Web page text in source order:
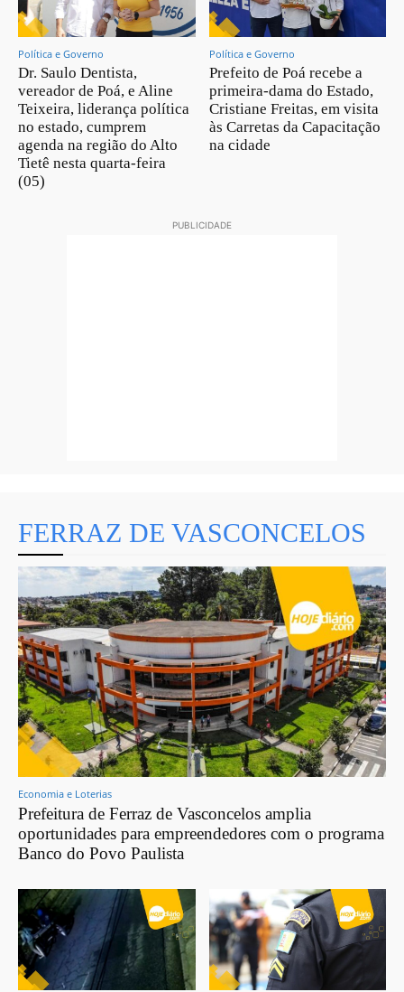
Política e Governo
Dr. Saulo Dentista,
vereador de Poá, e Aline
Teixeira, liderança política
no estado, cumprem
agenda na região do Alto
Tietê nesta quarta-feira
(05)
Política e Governo
Prefeito de Poá recebe a
primeira-dama do Estado,
Cristiane Freitas, em visita
às Carretas da Capacitação
na cidade
PUBLICIDADE
FERRAZ DE VASCONCELOS
Economia e Loterias
Prefeitura de Ferraz de Vasconcelos amplia
oportunidades para empreendedores com o programa
Banco do Povo Paulista